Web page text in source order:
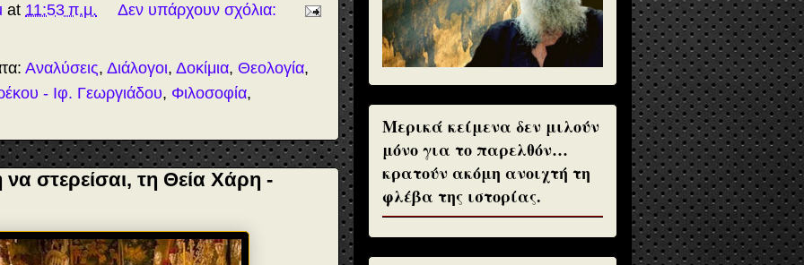
at 11:53 π.μ. Δεν υπάρχουν σχόλια:
Αναλύσεις, Διάλογοι, Δοκίμια, Θεολογία,
- Ιφ. Γεωργιάδου, Φιλοσοφία,
να στερείσαι, τη Θεία Χάρη -
Μερικά κείμενα δεν μιλούν
μόνο για το παρελθόν…
κρατούν ακόμη ανοιχτή τη
φλέβα της ιστορίας.